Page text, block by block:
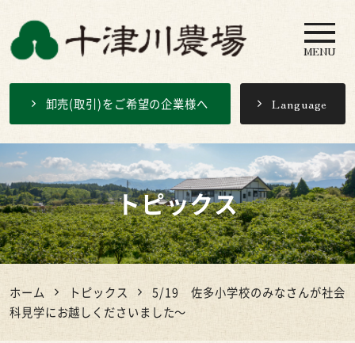
十津川農場
卸売(取引)をご希望の企業様へ Language
MENU
トピックス
ホーム トピックス
5/19 佐多小学校のみなさんが社会
科見学にお越しくださいました～